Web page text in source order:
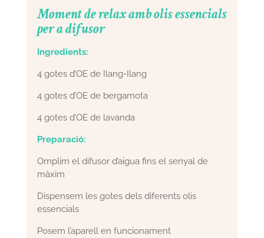
Moment de relax amb olis essencials
per a difusor
Ingredients:
4 gotes d’OE de Ilang-Ilang
4 gotes d’OE de bergamota
4 gotes d’OE de lavanda
Preparació:
Omplim el difusor d’aigua fins el senyal de
màxim
Dispensem les gotes dels diferents olis
essencials
Posem l’aparell en funcionament